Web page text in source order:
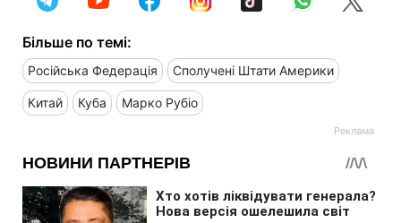
Більше по темі:
Російська Федерація Сполучені Штати Америки
Китай Куба Марко Рубіо